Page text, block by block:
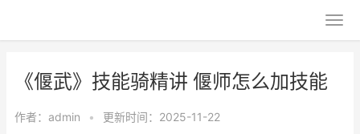
《偃武》技能骑精讲 偃师怎么加技能
作者： admin • 更新时间：2025-11-22